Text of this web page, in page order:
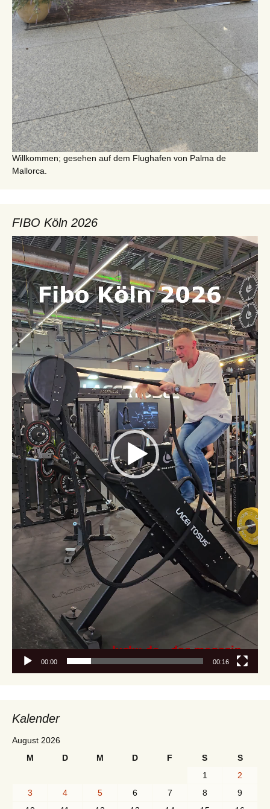
Willkommen; gesehen auf dem Flughafen von Palma de
Mallorca.
FIBO Köln 2026
Video-
Player
00:00 00:16
Kalender
August 2026
M
D M D F S
S
1
2
3
4 5 6 7 8
9